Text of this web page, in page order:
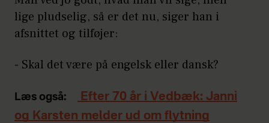
lige pludselig, så er det nu, siger han i
afsnittet og tilføjer:
- Skal det være på engelsk eller dansk?
Læs også:
Efter 70 år i Vedbæk: Janni
og Karsten melder ud om flytning